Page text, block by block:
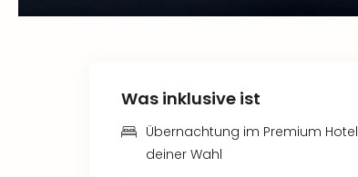
Was inklusive ist
Übernachtung im Premium Hotel
deiner Wahl